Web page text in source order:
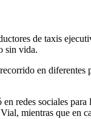
de taxis
sin vida.
en diferentes
redes sociales
mientras que en